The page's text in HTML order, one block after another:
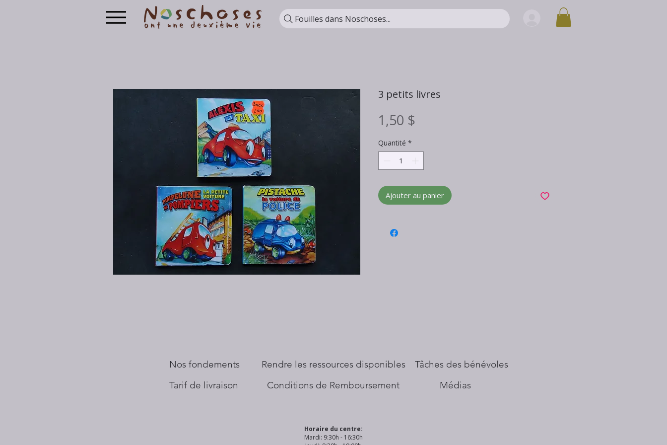
Fouilles dans Noschoses...
3 petits livres
1,50 $
Quantité *
Ajouter au panier
Nos fondements
Tarif de livraison
​Rendre les ressources disponibles
Conditions de Remboursement
Tâches des bénévoles
Médias
Horaire du centre:
Mardi: 9:30h - 16:30h